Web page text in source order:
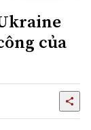
của